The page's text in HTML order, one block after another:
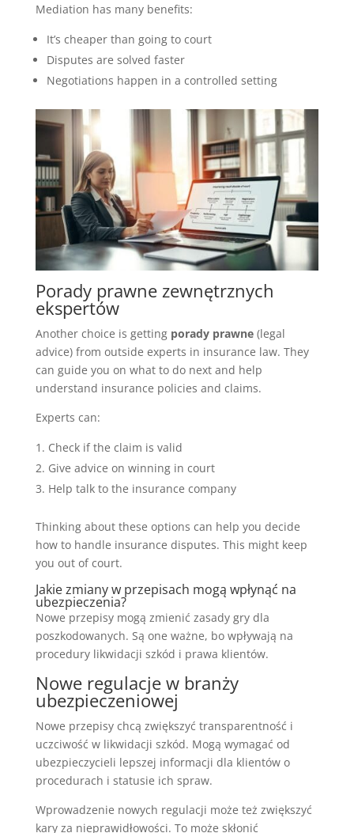
Mediation has many benefits:
It’s cheaper than going to court
Disputes are solved faster
Negotiations happen in a controlled setting
Porady prawne zewnętrznych
ekspertów
Another choice is getting porady prawne(legal
advice) from outside experts in insurance law. They
can guide you on what to do next and help
understand insurance policies and claims.
Experts can:
Check if the claim is valid
Give advice on winning in court
Help talk to the insurance company
Thinking about these options can help you decide
how to handle insurance disputes. This might keep
you out of court.
Jakie zmiany w przepisach mogą wpłynąć na
ubezpieczenia?
Nowe przepisy mogą zmienić zasady gry dla
poszkodowanych. Są one ważne, bo wpływają na
procedury likwidacji szkód i prawa klientów.
Nowe regulacje w branży
ubezpieczeniowej
Nowe przepisy chcą zwiększyć transparentność i
uczciwość w likwidacji szkód. Mogą wymagać od
ubezpieczycieli lepszej informacji dla klientów o
procedurach i statusie ich spraw.
Wprowadzenie nowych regulacji może też zwiększyć
kary za nieprawidłowości. To może skłonić